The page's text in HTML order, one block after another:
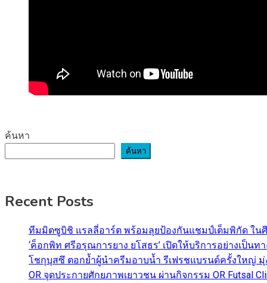
ค้นหา
ค้นหา
Recent Posts
ทีมมิตซูบิชิ แรลลี่อาร์ต พร้อมลุยป้องกันแชมป์เต็มพิกัด ใน
‘ค็อกพิท ศรีอรุณการยาง ยโสธร’ เปิดให้บริการอย่างเป็น
โชกุบุสซึ ตอกย้ำผู้นำครีมอาบน้ำ รีเฟรชแบรนด์ครั้งใหญ่ มุ่
OR จุดประกายศักยภาพเยาวชน ผ่านกิจกรรม OR Futsal